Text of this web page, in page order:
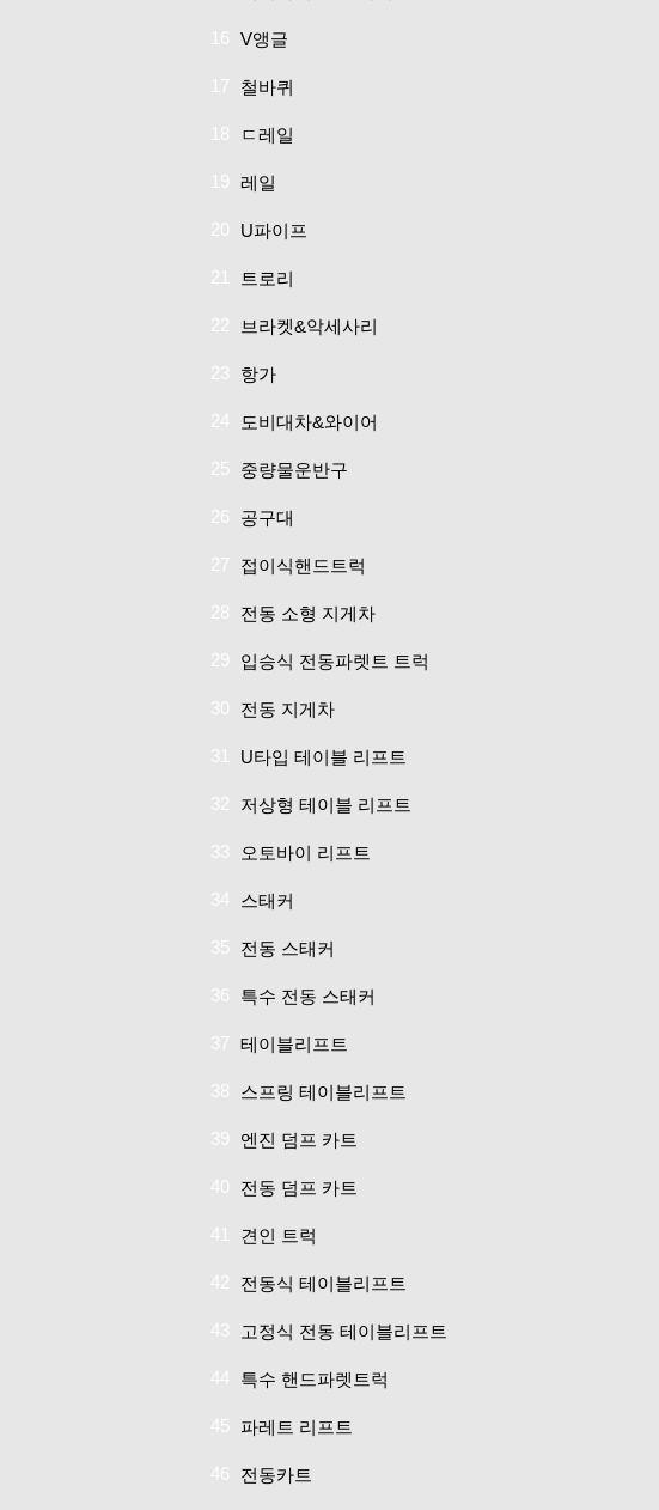
16 V앵글
17 철바퀴
18 ㄷ레일
19 레일
20 U파이프
21 트로리
22 브라켓&악세사리
23 항가
24 도비대차&와이어
25 중량물운반구
26 공구대
27 접이식핸드트럭
28 전동 소형 지게차
29 입승식 전동파렛트 트럭
30 전동 지게차
31 U타입 테이블 리프트
32 저상형 테이블 리프트
33 오토바이 리프트
34 스태커
35 전동 스태커
36 특수 전동 스태커
37 테이블리프트
38 스프링 테이블리프트
39 엔진 덤프 카트
40 전동 덤프 카트
41 견인 트럭
42 전동식 테이블리프트
43 고정식 전동 테이블리프트
44 특수 핸드파렛트럭
45 파레트 리프트
46 전동카트